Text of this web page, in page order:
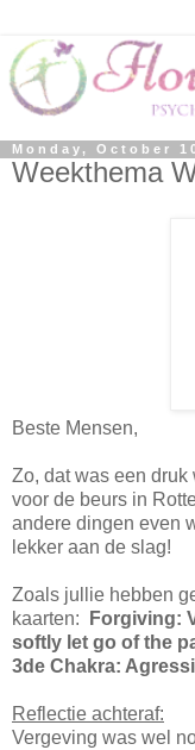
Monday, October
Weekthema
Beste Mensen,
Zo, dat was een
voor de beurs in
andere dingen even
lekker aan de slag!
Zoals jullie hebben
kaarten:
Forgiving:
softly let go of the
3de Chakra:
Reflectie achteraf:
Vergeving was wel